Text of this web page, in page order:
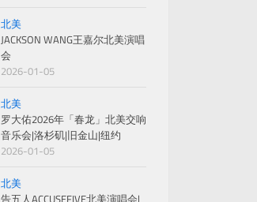
北美
JACKSON WANG王嘉尔北美演唱
会
2026-01-05
北美
罗大佑2026年「春龙」北美交响
音乐会|洛杉矶|旧金山|纽约
2026-01-05
北美
告五人ACCUSEFIVE北美演唱会|